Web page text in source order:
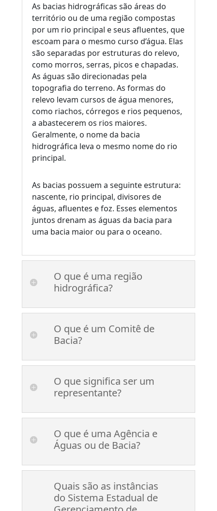
As bacias hidrográficas são áreas do
território ou de uma região compostas
por um rio principal e seus afluentes, que
escoam para o mesmo curso d’água. Elas
são separadas por estruturas do relevo,
como morros, serras, picos e chapadas.
As águas são direcionadas pela
topografia do terreno. As formas do
relevo levam cursos de água menores,
como riachos, córregos e rios pequenos,
a abastecerem os rios maiores.
Geralmente, o nome da bacia
hidrográfica leva o mesmo nome do rio
principal.
As bacias possuem a seguinte estrutura:
nascente, rio principal, divisores de
águas, afluentes e foz. Esses elementos
juntos drenam as águas da bacia para
uma bacia maior ou para o oceano.
O que é uma região
hidrográfica?
O que é um Comitê de
Bacia?
O que significa ser um
representante?
O que é uma Agência e
Águas ou de Bacia?
Quais são as instâncias
do Sistema Estadual de